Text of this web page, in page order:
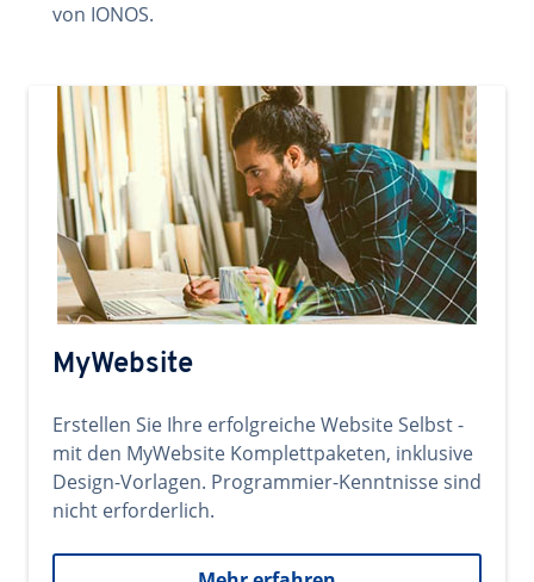
von IONOS.
MyWebsite
Erstellen Sie Ihre erfolgreiche Website Selbst -
mit den MyWebsite Komplettpaketen, inklusive
Design-Vorlagen. Programmier-Kenntnisse sind
nicht erforderlich.